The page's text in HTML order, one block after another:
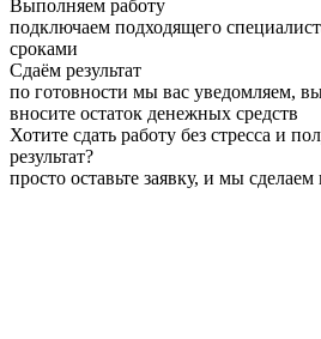
Выполняем работу
подключаем подходящего
сроками
Сдаём результат
по готовности мы вас уведомляем,
вносите остаток денежных средств
Хотите сдать работу без стресса и
результат?
просто оставьте заявку, и мы сделаем